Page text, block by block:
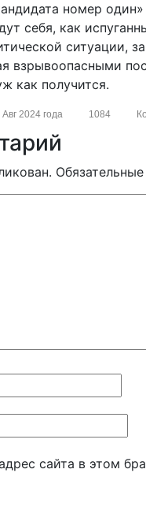
номер
себя, как
ситуации,
взрывоопасными
как получится.
Авг 2024 года 1084
сайта в этом